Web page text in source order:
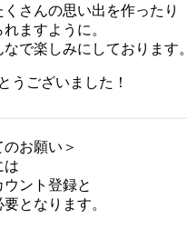
さんの思い出を作ったり
ますように。
で楽しみにしております。
うございました！
お願い＞
は
ント登録と
となります。